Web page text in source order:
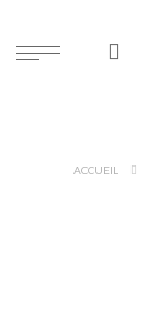
ACCUEIL